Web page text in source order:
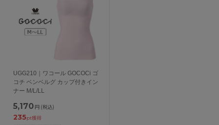
UGG210｜ワコール GOCOCi ゴ
コチ ベンベルグ カップ付きイン
ナー M/L/LL
5,170 円 (税込)
235pt獲得